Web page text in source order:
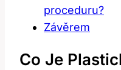
proceduru?
Závěrem
Co Je